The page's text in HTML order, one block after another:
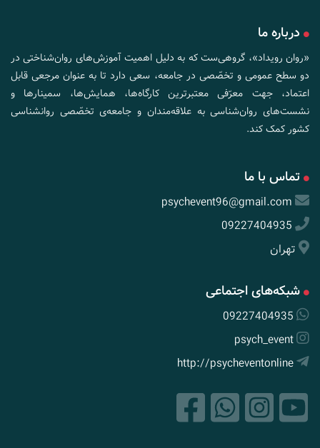
درباره ما
«روان رویداد»، گروهی‌ست که به دلیل اهمیت آموزش‌های روان‌شناختی در
دو سطح عمومی و تخصّصی در جامعه، سعی دارد تا به عنوان مرجعی قابل
اعتماد، جهت معرّفی معتبرترین کارگاه‌ها، همایش‌ها، سمینارها و
نشست‌های روان‌شناسی به علاقه‌مندان و جامعه‌ی تخصّصی روانشناسی
کشور کمک کند.
تماس با ما
psychevent96@gmail.com
09227404935
تهران
شبکه‌های اجتماعی
09227404935
psych_event
http://psycheventonline